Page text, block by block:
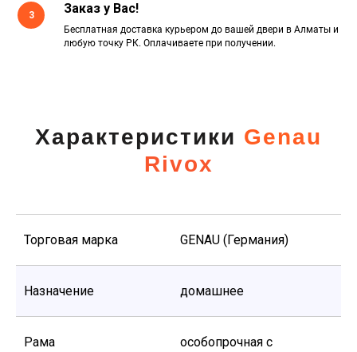
3 Заказ у Вас!
Бесплатная доставка курьером до вашей двери в Алматы и
любую точку РК. Оплачиваете при получении.
Характеристики Genau
Rivox
Торговая марка GENAU (Германия)
Назначение домашнее
Рама
особопрочная с